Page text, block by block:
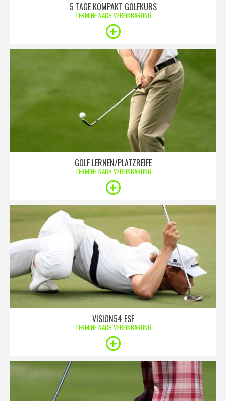
5 TAGE KOMPAKT GOLFKURS
TERMINE NACH VEREINBARUNG
GOLF LERNEN/PLATZREIFE
TERMINE NACH VEREINBARUNG
VISION54 ESF
TERMINE NACH VEREINBARUNG